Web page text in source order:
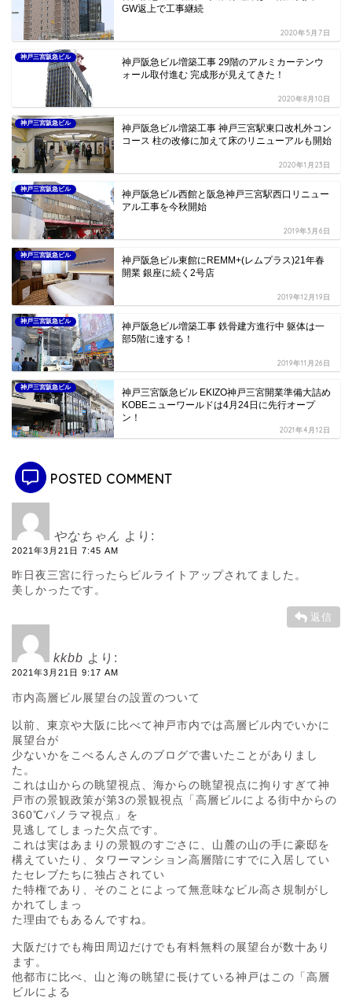
GW返上で工事継続
2020年5月7日
神戸三宮阪急ビル
神戸阪急ビル増築工事 29階のアルミカーテンウ
ォール取付進む 完成形が見えてきた！
2020年8月10日
神戸三宮阪急ビル
神戸阪急ビル増築工事 神戸三宮駅東口改札外コン
コース 柱の改修に加えて床のリニューアルも開始
2020年1月23日
神戸三宮阪急ビル
神戸阪急ビル西館と阪急神戸三宮駅西口リニュー
アル工事を今秋開始
2019年3月6日
神戸三宮阪急ビル
神戸阪急ビル東館にREMM+(レムプラス)21年春
開業 銀座に続く2号店
2019年12月19日
神戸三宮阪急ビル
神戸阪急ビル増築工事 鉄骨建方進行中 躯体は一
部5階に達する！
2019年11月26日
神戸三宮阪急ビル
神戸三宮阪急ビル EKIZO神戸三宮開業準備大詰め
KOBEニューワールドは4月24日に先行オープ
ン！
2021年4月12日
POSTED COMMENT
やなちゃん より:
2021年3月21日 7:45 AM
昨日夜三宮に行ったらビルライトアップされてました。
美しかったです。
返信
kkbb より:
2021年3月21日 9:17 AM
市内高層ビル展望台の設置のついて
以前、東京や大阪に比べて神戸市内では高層ビル内でいかに
展望台が
少ないかをこべるんさんのブログで書いたことがありまし
た。
これは山からの眺望視点、海からの眺望視点に拘りすぎて神
戸市の景観政策が第3の景観視点「高層ビルによる街中からの
360℃パノラマ視点」を
見逃してしまった欠点です。
これは実はあまりの景観のすごさに、山麓の山の手に豪邸を
構えていたり、タワーマンション高層階にすでに入居してい
たセレブたちに独占されてい
た特権であり、そのことによって無意味なビル高さ規制がし
かれてしまっ
た理由でもあるんですね。
大阪だけでも梅田周辺だけでも有料無料の展望台が数十あり
ます。
他都市に比べ、山と海の眺望に長けている神戸はこの「高層
ビルによる